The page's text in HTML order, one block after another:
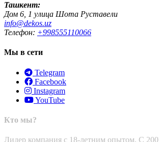
Ташкент:
Дом 6, 1 улица Шота Руставели
info@dekos.uz
Телефон: +998555110066
Мы в сети
Telegram
Facebook
Instagram
YouTube
Кто мы?
Лидер компания с 18-летним опытом. С